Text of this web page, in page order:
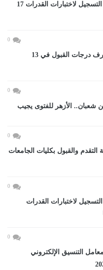
تنسيق الجامعات 2026.. إتاحة التسجيل لاختبارات القدرات 17
0
تنسيق الثانوى العام 2027.. اعرف درجات القبول في 13
0
شعبان.. الأزهر للفتوى يجيب
0
2026.. طريقة التقدم والقبول بكليات الجامعات
0
2026.. رابط التسجيل لاختبارات القدرات
0
التنسيق الإلكتروني